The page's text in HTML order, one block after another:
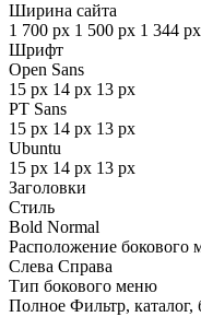
Ширина сайта
1 700 px 1 500 px 1 344 px
Шрифт
Open Sans
15 px 14 px 13 px
PT Sans
15 px 14 px 13 px
Ubuntu
15 px 14 px 13 px
Заголовки
Стиль
Bold Normal
Расположение бокового
Слева Справа
Тип бокового меню
Полное Фильтр, каталог,